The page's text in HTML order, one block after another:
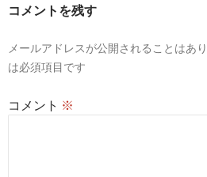
ョ
コメントを残す
メールアドレスが公開されることはあり
は必須項目です
コメント ※